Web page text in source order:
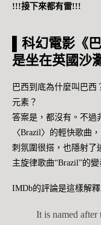
!!!接下來都有雷!!!
▌科幻電影《
是坐在英國沙
巴西到底為什麼叫巴西
元素？
答案是，都沒有。不過
〈Brazil〉的輕快歌曲
刺氛圍很搭，也隱射了
主旋律歌曲“Brazil”的變
IMDb的評論是這樣解釋
It is named